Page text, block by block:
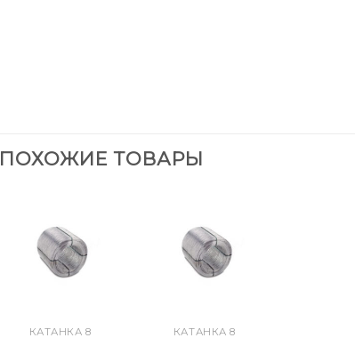
ПОХОЖИЕ ТОВАРЫ
КАТАНКА 8 КАТАНКА 8